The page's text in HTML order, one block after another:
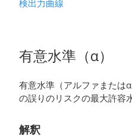
検出力曲線
有意水準（α）
有意水準（アルファまたは
の誤りのリスクの最大許容
解釈